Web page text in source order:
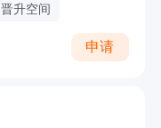
晋升空间
申请